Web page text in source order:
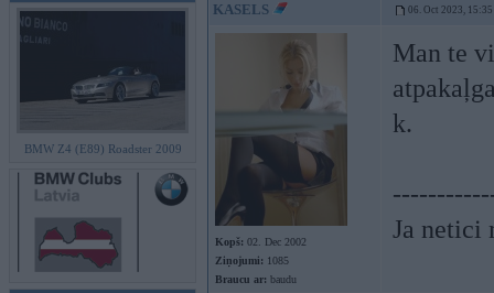
BMW Z4 (E89) Roadster 2009
KASELS 06. Oct 2023, 15:35
Kopš: 02. Dec 2002
Ziņojumi: 1085
Braucu ar: baudu
Man te
k.
Ja netici